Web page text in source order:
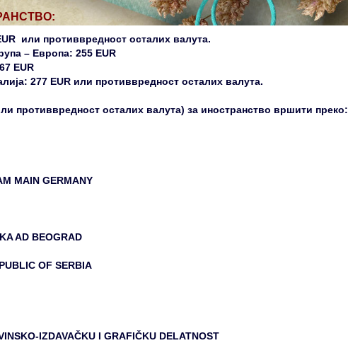
или противвредност осталих валута.
– Европа: 255 EUR
EUR
277 EUR или противвредност осталих валута.
противвредност осталих валута) за иностранство вршити преко:
MAIN GERMANY
AD BEOGRAD
OF SERBIA
IZDAVAČKU I GRAFIČKU DELATNOST